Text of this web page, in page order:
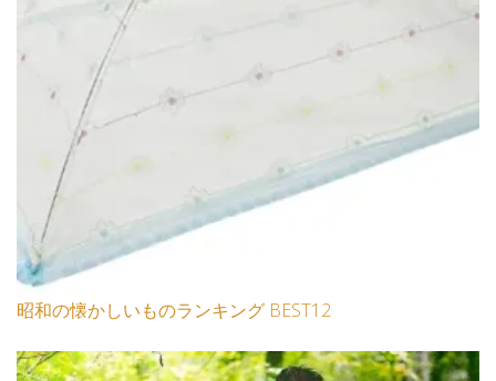
昭和の懐かしいものランキング BEST12